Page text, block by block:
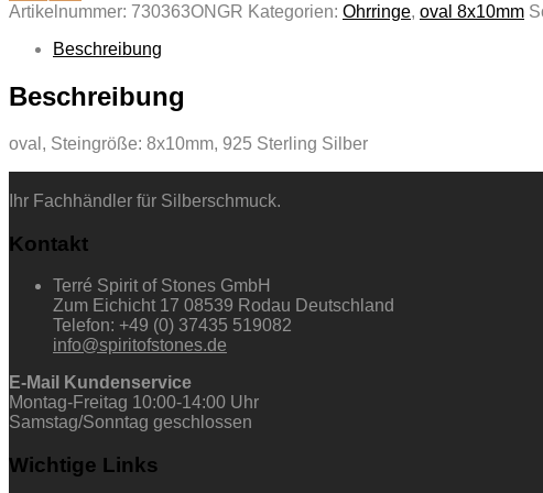
Artikelnummer: 730363ONGR Kategorien: Ohrringe, oval 8x10mm
Beschreibung
Beschreibung
oval, Steingröße: 8x10mm, 925 Sterling Silber
Ihr Fachhändler für Silberschmuck.
Kontakt
Terré Spirit of Stones GmbH
Zum Eichicht 17 08539 Rodau Deutschland
Telefon: +49 (0) 37435 519082
info@spiritofstones.de
E-Mail Kundenservice
Montag-Freitag 10:00-14:00 Uhr
Samstag/Sonntag geschlossen
Wichtige Links